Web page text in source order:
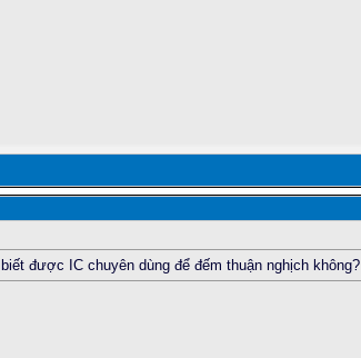
được IC chuyên dùng để đếm thuận nghịch không?